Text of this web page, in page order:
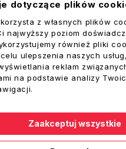
na temperatury od -
(krótkotrwale odporny
do +315°C)
na smary i oleje
na środki czyszczące i
i metalu
dotyczące plików
z własnych plików
najwyższy poziom
również pliki
ulepszenia naszych
reklam
na podstawie analizy
Zaakceptuj wszystkie